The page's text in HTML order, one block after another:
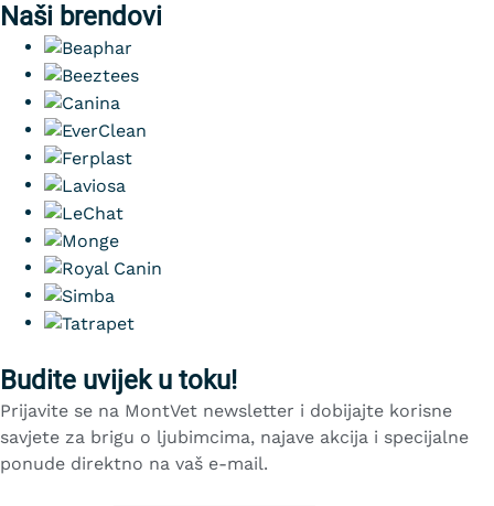
Naši brendovi
Budite uvijek u toku!
Prijavite se na MontVet newsletter i dobijajte korisne
savjete za brigu o ljubimcima, najave akcija i specijalne
ponude direktno na vaš e-mail.